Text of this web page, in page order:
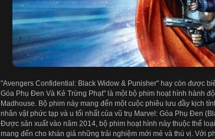
"Avengers Confidential: Black Widow & Punisher" hay còn được
Góa Phụ Đen Và Kẻ Trừng Phạt" là một bộ phim hoạt hình hành
Madhouse. Bộ phim này mang đến một cuộc phiêu lưu đầy kịch
nhân vật phức tạp và u tối nhất của vũ trụ Marvel: Góa Phụ Đen
Được sản xuất vào năm 2014, bộ phim hoạt hình này thuộc thể loại
mang đến cho khán giả những trải nghiệm mới mẻ và thú vị. Với